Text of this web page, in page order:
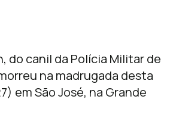
do canil da Polícia Militar de
na madrugada desta
em São José, na Grande